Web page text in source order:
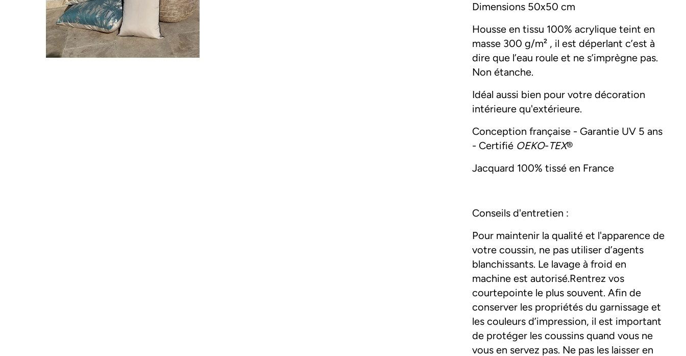
Dimensions 50x50 cm
Housse en tissu 100% acrylique teint en
masse 300 g/m² , il est déperlant c’est à
dire que l’eau roule et ne s’imprègne pas.
Non étanche.
Idéal aussi bien pour votre décoration
intérieure qu'extérieure.
Conception française - Garantie UV 5 ans
- Certifié OEKO-TEX®
Jacquard 100% tissé en France
Conseils d'entretien :
Pour maintenir la qualité et l'apparence de
votre coussin, ne pas utiliser d’agents
blanchissants. Le lavage à froid en
machine est autorisé.Rentrez vos
courtepointe le plus souvent. Afin de
conserver les propriétés du garnissage et
les couleurs d’impression, il est important
de protéger les coussins quand vous ne
vous en servez pas. Ne pas les laisser en